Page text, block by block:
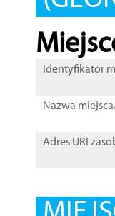
Identyfikator
Nazwa
Adres URI